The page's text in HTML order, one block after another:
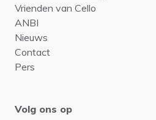
Vrienden van Cello
ANBI
Nieuws
Contact
Pers
Volg ons op